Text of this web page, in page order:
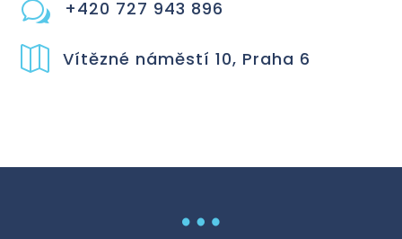
w +420 727 943 896
 Vítězné náměstí 10, Praha 6
…